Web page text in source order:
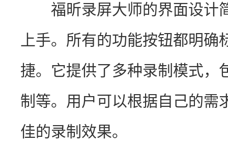
福昕录屏大师的界面设计
上手。所有的功能按钮都明
捷。它提供了多种录制模式，
制等。用户可以根据自己的需
佳的录制效果。